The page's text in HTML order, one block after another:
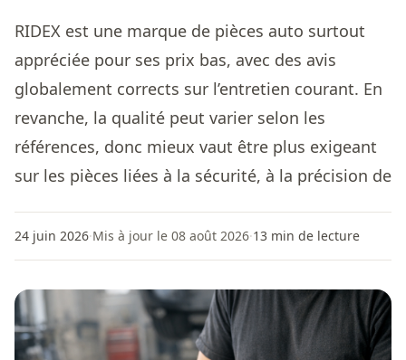
RIDEX est une marque de pièces auto surtout
appréciée pour ses prix bas, avec des avis
globalement corrects sur l’entretien courant. En
revanche, la qualité peut varier selon les
références, donc mieux vaut être plus exigeant
sur les pièces liées à la sécurité, à la précision de
24 juin 2026·Mis à jour le 08 août 2026·13 min de lecture